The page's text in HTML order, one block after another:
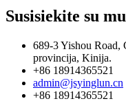
Susisiekite su
689-3 Yishou Road,
provincija, Kinija.
+86 18914365521
admin@jsyinglun.cn
+86 18914365521